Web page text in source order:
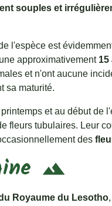
souples et
l'espèce est
approximativement 15
et n'ont aucune
sa maturité.
et au début de
fleurs tubulaires. Leur
des
terrain
Royaume du Lesotho